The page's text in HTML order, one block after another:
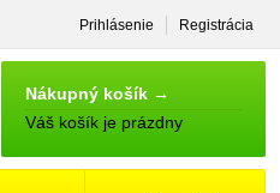
NÁKUPNÝ
KOŠÍK
Nákupný košík →
Váš košík je prázdny
Prihlásenie Registrácia